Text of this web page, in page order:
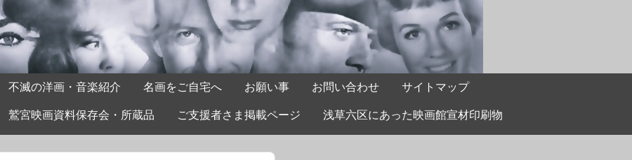
不滅の洋画・音楽紹介 名画をご自宅へ お願い事 お問い合わせ サイトマップ
鷲宮映画資料保存会・所蔵品 ご支援者さま掲載ページ 浅草六区にあった映画館宣材印刷物